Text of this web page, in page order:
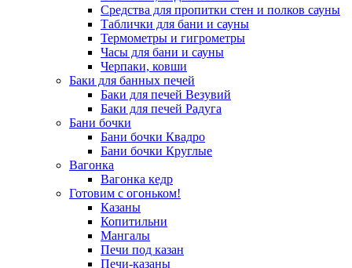
Средства для пропитки стен и полков сауны
Таблички для бани и сауны
Термометры и гигрометры
Часы для бани и сауны
Черпаки, ковши
Баки для банных печей
Баки для печей Везувий
Баки для печей Радуга
Бани бочки
Бани бочки Квадро
Бани бочки Круглые
Вагонка
Вагонка кедр
Готовим с огоньком!
Казаны
Копитильни
Мангалы
Печи под казан
Печи-казаны